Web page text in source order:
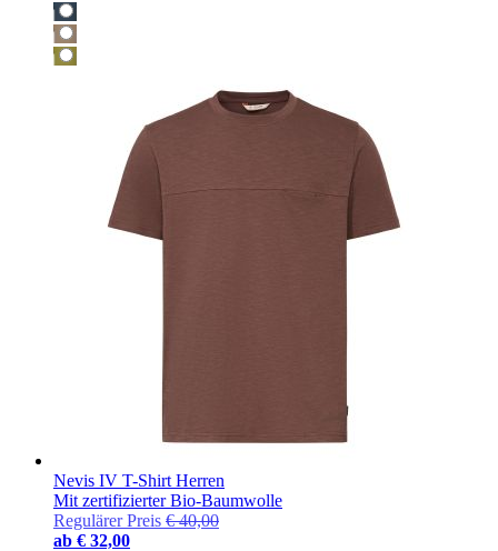
Nevis IV T-Shirt Herren
Mit zertifizierter Bio-Baumwolle
Regulärer Preis € 40,00
ab € 32,00